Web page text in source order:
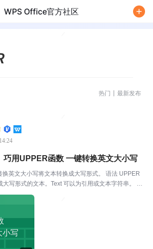
WPS Office官方社区
热门 最新发布
小写
巧用UPPER函数 一键转换英文大小写
英文大小写将文本转换成大写形式。 语法 UPPER
大写形式的文本。Text 可以为引用或文本字符串。 我
，常常需要转换大小写。WPS表格中的UPPER函